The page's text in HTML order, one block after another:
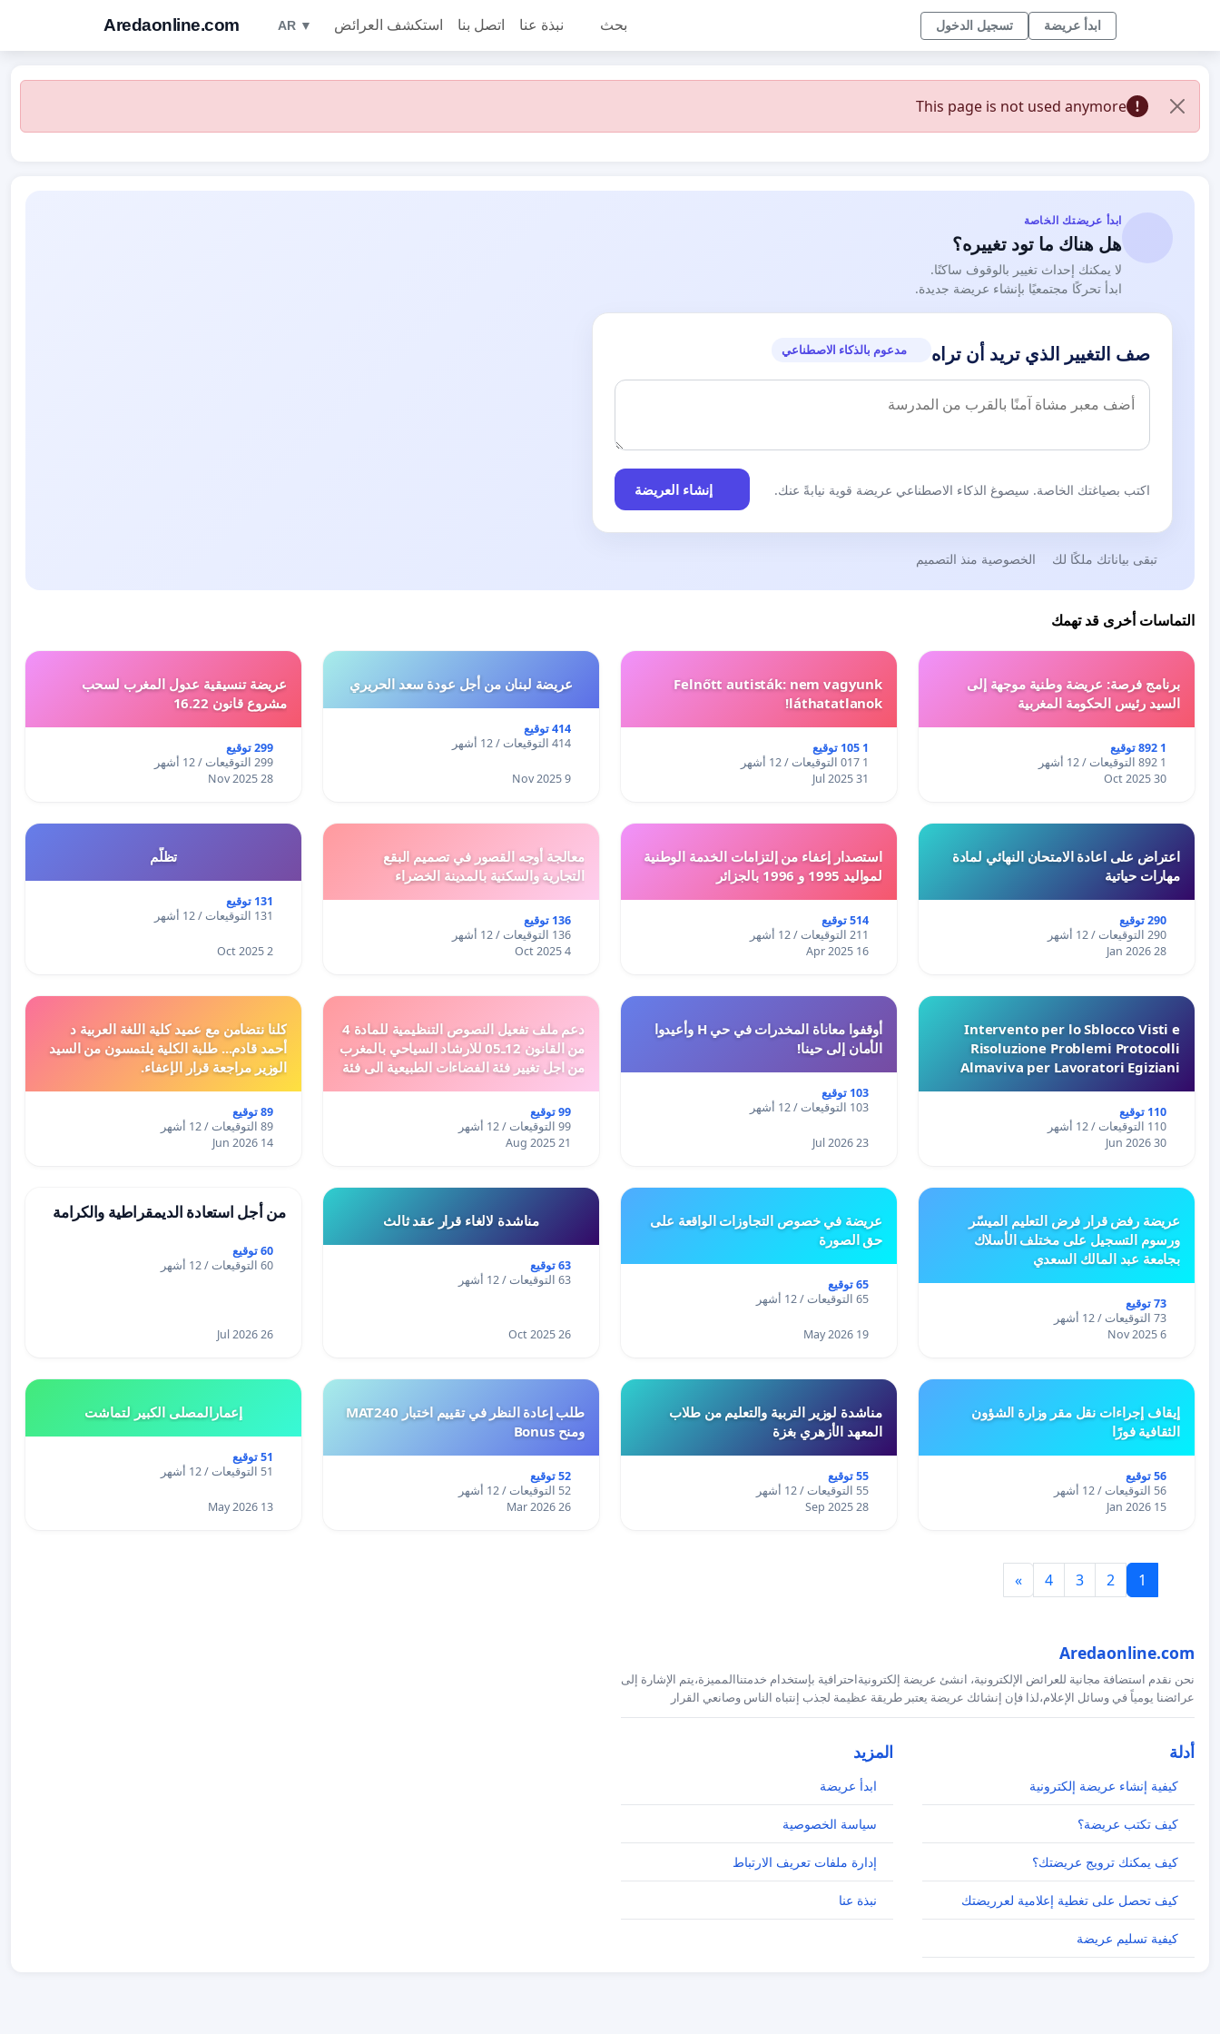
Aredaonline.com AR ▼ استكشف العرائض اتصل بنا نبذة عنا بحث تسجيل الدخول ابدأ عريضة
This page is not used anymore
ابدأ عريضتك الخاصة
هل هناك ما تود تغييره؟
لا يمكنك إحداث تغيير بالوقوف ساكنًا.
ابدأ تحركًا مجتمعيًا بإنشاء عريضة جديدة.
صف التغيير الذي تريد أن تراه مدعوم بالذكاء الاصطناعي
اكتب بصياغتك الخاصة. سيصوغ الذكاء الاصطناعي عريضة قوية نيابةً عنك. إنشاء العريضة
تبقى بياناتك ملكًا لك الخصوصية منذ التصميم
التماسات أخرى قد تهمك
برنامج فرصة: عريضة وطنية موجهة إلى
السيد رئيس الحكومة المغربية
1 892 توقيع
1 892 التوقيعات / 12 أشهر
30 Oct 2025
Felnőtt autisták: nem vagyunk
láthatatlanok!
1 105 توقيع
1 017 التوقيعات / 12 أشهر
31 Jul 2025
عريضة لبنان من أجل عودة سعد الحريري
414 توقيع
414 التوقيعات / 12 أشهر
9 Nov 2025
عريضة تنسيقية عدول المغرب لسحب
مشروع قانون 16.22
299 توقيع
299 التوقيعات / 12 أشهر
28 Nov 2025
اعتراض على اعادة الامتحان النهائي لمادة
مهارات حياتية
290 توقيع
290 التوقيعات / 12 أشهر
28 Jan 2026
استصدار إعفاء من إلتزامات الخدمة الوطنية
لمواليد 1995 و 1996 بالجزائر
514 توقيع
211 التوقيعات / 12 أشهر
16 Apr 2025
معالجة أوجه القصور في تصميم البقع
التجارية والسكنية بالمدينة الخضراء
136 توقيع
136 التوقيعات / 12 أشهر
4 Oct 2025
تظلّم
131 توقيع
131 التوقيعات / 12 أشهر
2 Oct 2025
Intervento per lo Sblocco Visti e
Risoluzione Problemi Protocolli
Almaviva per Lavoratori Egiziani
110 توقيع
110 التوقيعات / 12 أشهر
30 Jun 2026
أوقفوا معاناة المخدرات في حي H وأعيدوا
الأمان إلى حينا!
103 توقيع
103 التوقيعات / 12 أشهر
23 Jul 2026
دعم ملف تفعيل النصوص التنظيمية للمادة 4
من القانون 12ـ05 للارشاد السياحي بالمغرب
من اجل تغيير فئة الفضاءات الطبيعية الى فئة
99 توقيع
99 التوقيعات / 12 أشهر
21 Aug 2025
كلنا نتضامن مع عميد كلية اللغة العربية د
أحمد قادم... طلبة الكلية يلتمسون من السيد
الوزير مراجعة قرار الإعفاء.
89 توقيع
89 التوقيعات / 12 أشهر
14 Jun 2026
عريضة رفض قرار فرض التعليم الميسّر
ورسوم التسجيل على مختلف الأسلاك
بجامعة عبد المالك السعدي
73 توقيع
73 التوقيعات / 12 أشهر
6 Nov 2025
عريضة في خصوص التجاوزات الواقعة على
حق الصورة
65 توقيع
65 التوقيعات / 12 أشهر
19 May 2026
مناشدة لالغاء قرار عقد ثالث
63 توقيع
63 التوقيعات / 12 أشهر
26 Oct 2025
من أجل استعادة الديمقراطية والكرامة
60 توقيع
60 التوقيعات / 12 أشهر
26 Jul 2026
إيقاف إجراءات نقل مقر وزارة الشؤون
الثقافية فورًا
56 توقيع
56 التوقيعات / 12 أشهر
15 Jan 2026
مناشدة لوزير التربية والتعليم من طلاب
المعهد الأزهري بغزة
55 توقيع
55 التوقيعات / 12 أشهر
28 Sep 2025
طلب إعادة النظر في تقييم اختبار MAT240
ومنح Bonus
52 توقيع
52 التوقيعات / 12 أشهر
26 Mar 2026
إعمارالمصلى الكبير لتماشت
51 توقيع
51 التوقيعات / 12 أشهر
13 May 2026
1
2
3
4
»
Aredaonline.com
نحن نقدم استضافة مجانية للعرائض الإلكترونية، انشئ عريضة إلكترونيةاحترافية بإستخدام خدمتناالمميزة،يتم الإشارة إلى
عرائضنا يومياً في وسائل الإعلام،لذا فإن إنشائك عريضة يعتبر طريقة عظيمة لجذب إنتباه الناس وصانعي القرار
أدلة
كيفية إنشاء عريضة إلكترونية
كيف تكتب عريضة؟
كيف يمكنك ترويج عريضتك؟
كيف تحصل على تغطية إعلامية لعرريضتك
كيفية تسليم عريضة
المزيد
ابدأ عريضة
سياسة الخصوصية
إدارة ملفات تعريف الارتباط
نبذة عنا